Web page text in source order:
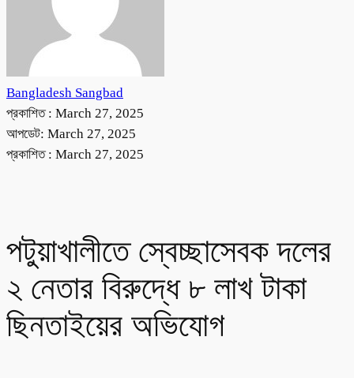
Bangladesh Sangbad
প্রকাশিত : March 27, 2025
আপডেট: March 27, 2025
প্রকাশিত : March 27, 2025
পটুয়াখালীতে স্বেচ্ছাসেবক দলের
২ নেতার বিরুদ্ধে ৮ লাখ টাকা
ছিনতাইয়ের অভিযোগ